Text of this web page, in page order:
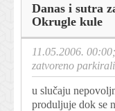
Danas i sutra
Okrugle kule
11.05.2006.
zatvoreno
u slučaju
produljuje dok se